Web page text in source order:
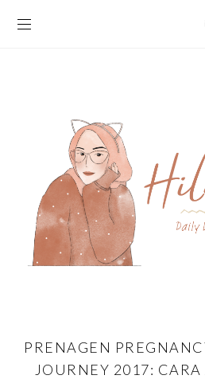
PRENAGEN
JOURNEY 2017: CARA